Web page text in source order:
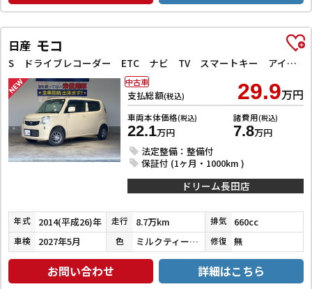
日産 モコ
S ドライブレコーダー ETC ナビ TV スマートキー アイドリングストップ ベンチシート CVT CD アルミホイール エアコン パワーウィンドウ
支払総額(税込) 29.9万円
車両本体価格(税込)
22.1万円
諸費用(税込)
7.8万円
法定整備：整備付
保証付 (1ヶ月・1000km )
中古車
ドリーム長田店
年式 2014(平成26)年 走行 8.7万km 排気 660cc
車検 2027年5月 色 ミルクティーベージュメタリック 修復 無
お問い合わせ 詳細はこちら